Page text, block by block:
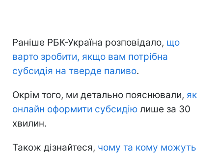
Раніше РБК-Україна розповідало, що
варто зробити, якщо вам потрібна
субсидія на тверде паливо.
Окрім того, ми детально пояснювали, як
онлайн оформити субсидію лише за 30
хвилин.
Також дізнайтеся, чому та кому можуть